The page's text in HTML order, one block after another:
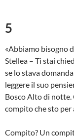
5
«Abbiamo bisogno
Stellea – Ti stai
se lo stava
leggere il suo
Bosco Alto di notte.
compito che sto per
Compito? Un